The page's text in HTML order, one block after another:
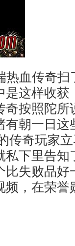
血传奇扫
这样收获
按照陀所
朝一日这
传奇玩家
私下里告知
失败品好
，在荣誉